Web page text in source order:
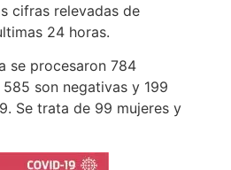
cifras relevadas de
24 horas.
se procesaron 784
son negativas y 199
Se trata de 99 mujeres y